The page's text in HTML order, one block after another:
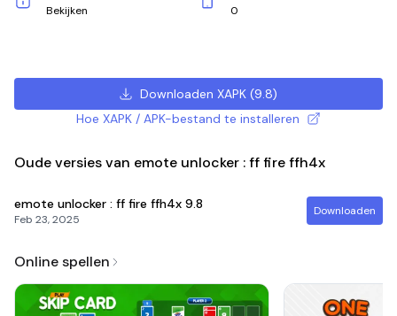
Bekijken 0
Downloaden XAPK (9.8)
Hoe XAPK / APK-bestand te installeren
Oude versies van emote unlocker : ff fire ffh4x
emote unlocker : ff fire ffh4x 9.8
Feb 23, 2025
Downloaden
Online spellen